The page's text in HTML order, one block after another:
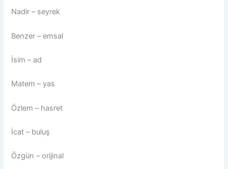
Nadir – seyrek
Benzer – emsal
İsim – ad
Matem – yas
Özlem – hasret
İcat – buluş
Özgün – orijinal